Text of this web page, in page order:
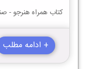
کتاب همراه هنرجو -
+ ادامه مطلب